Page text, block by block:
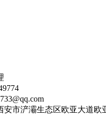
安市浐灞生态区欧亚大道欧